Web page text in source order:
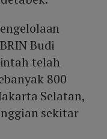
Budi
telah
800
Selatan,
sekitar